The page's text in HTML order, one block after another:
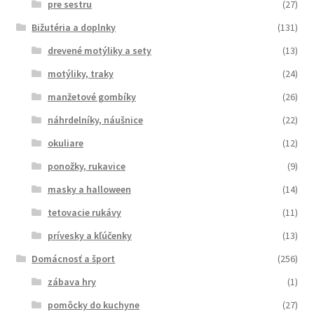
pre sestru
(27)
Bižutéria a doplnky
(131)
drevené motýliky a sety
(13)
motýliky, traky
(24)
manžetové gombíky
(26)
náhrdelníky, náušnice
(22)
okuliare
(12)
ponožky, rukavice
(9)
masky a halloween
(14)
tetovacie rukávy
(11)
prívesky a kľúčenky
(13)
Domácnosť a šport
(256)
zábava hry
(1)
pomôcky do kuchyne
(27)